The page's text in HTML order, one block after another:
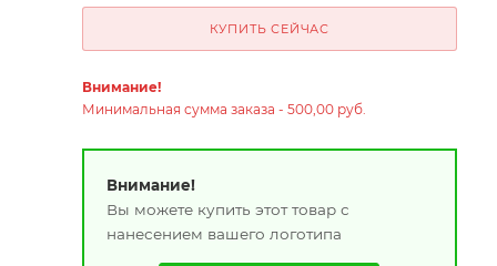
КУПИТЬ СЕЙЧАС
Внимание!
Минимальная сумма заказа - 500,00 руб.
Внимание!
Вы можете купить этот товар с
нанесением вашего логотипа